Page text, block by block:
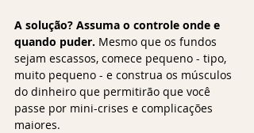
A solução? Assuma o controle onde e
quando puder. Mesmo que os fundos
sejam escassos, comece pequeno - tipo,
muito pequeno - e construa os músculos
do dinheiro que permitirão que você
passe por mini-crises e complicações
maiores.